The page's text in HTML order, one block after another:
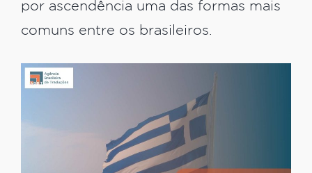
por ascendência uma das formas mais
comuns entre os brasileiros.